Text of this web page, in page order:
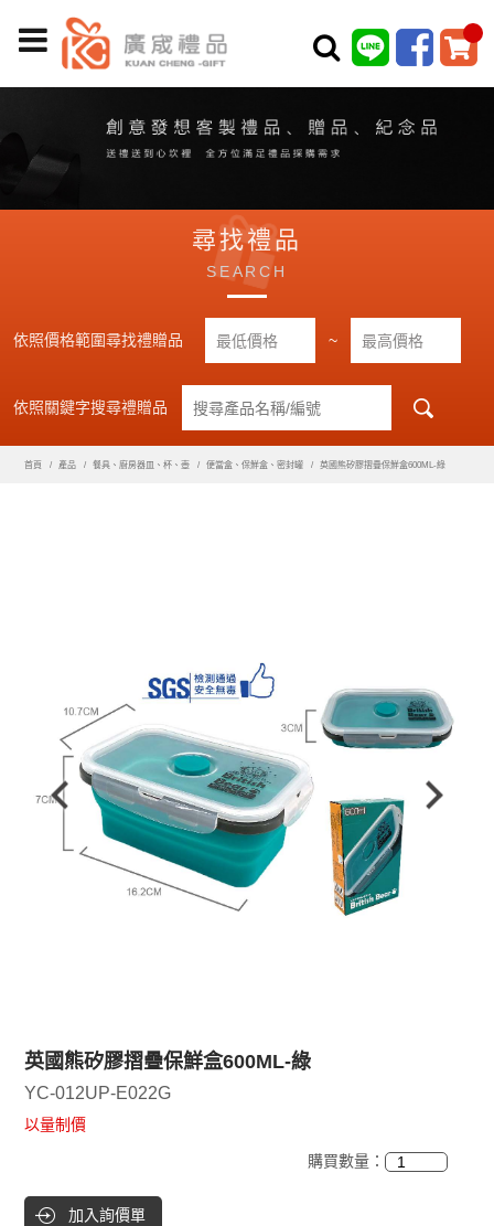
尋找禮品
SEARCH
依照價格範圍尋找禮贈品 ~
依照關鍵字搜尋禮贈品
首頁 產品 餐具、廚房器皿、杯、壺 便當盒、保鮮盒、密封罐 英國熊矽膠摺疊保鮮盒600ML-綠
英國熊矽膠摺疊保鮮盒600ML-綠
YC-012UP-E022G
以量制價
購買數量：
加入詢價單